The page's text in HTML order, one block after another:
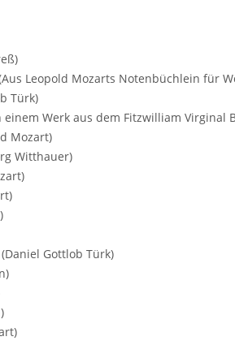
Leopold Mozarts Notenbüchlein für
Türk)
einem Werk aus dem Fitzwilliam Virginal
Mozart)
Witthauer)
Gottlob Türk)